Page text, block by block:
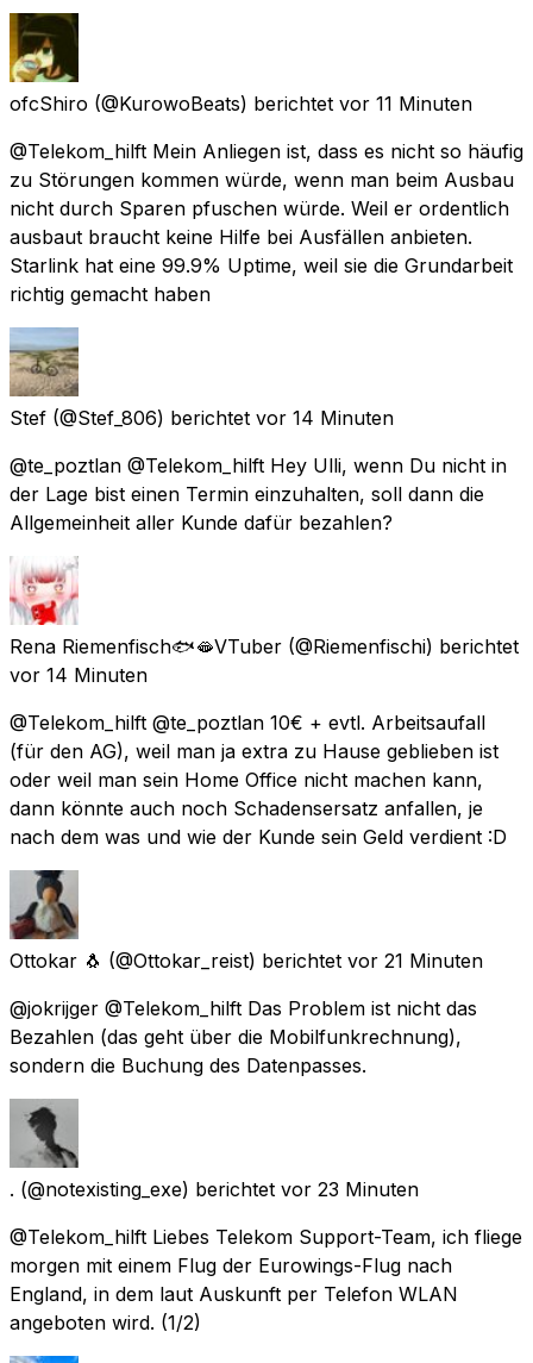
ofcShiro (@KurowoBeats) berichtet vor 11 Minuten
@Telekom_hilft Mein Anliegen ist, dass es nicht so häufig
zu Störungen kommen würde, wenn man beim Ausbau
nicht durch Sparen pfuschen würde. Weil er ordentlich
ausbaut braucht keine Hilfe bei Ausfällen anbieten.
Starlink hat eine 99.9% Uptime, weil sie die Grundarbeit
richtig gemacht haben
Stef (@Stef_806) berichtet vor 14 Minuten
@te_poztlan @Telekom_hilft Hey Ulli, wenn Du nicht in
der Lage bist einen Termin einzuhalten, soll dann die
Allgemeinheit aller Kunde dafür bezahlen?
Rena Riemenfisch🐟🫦VTuber (@Riemenfischi) berichtet
vor 14 Minuten
@Telekom_hilft @te_poztlan 10€ + evtl. Arbeitsaufall
(für den AG), weil man ja extra zu Hause geblieben ist
oder weil man sein Home Office nicht machen kann,
dann könnte auch noch Schadensersatz anfallen, je
nach dem was und wie der Kunde sein Geld verdient :D
Ottokar 🐧 (@Ottokar_reist) berichtet vor 21 Minuten
@jokrijger @Telekom_hilft Das Problem ist nicht das
Bezahlen (das geht über die Mobilfunkrechnung),
sondern die Buchung des Datenpasses.
. (@notexisting_exe) berichtet vor 23 Minuten
@Telekom_hilft Liebes Telekom Support-Team, ich fliege
morgen mit einem Flug der Eurowings-Flug nach
England, in dem laut Auskunft per Telefon WLAN
angeboten wird. (1/2)